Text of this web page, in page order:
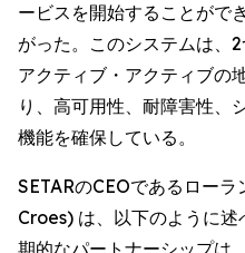
ービスを開始することがで
がった。このシステムは、
アクティブ・アクティブの
り、高可用性、耐障害性、
機能を確保している。
SETARのCEOであるロー
Croes) は、以下のように
期的なパートナーシップは